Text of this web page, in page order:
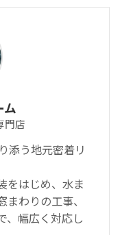
ム
門店
添う地元密着リ
をはじめ、水ま
わりの工事、
、幅広く対応し